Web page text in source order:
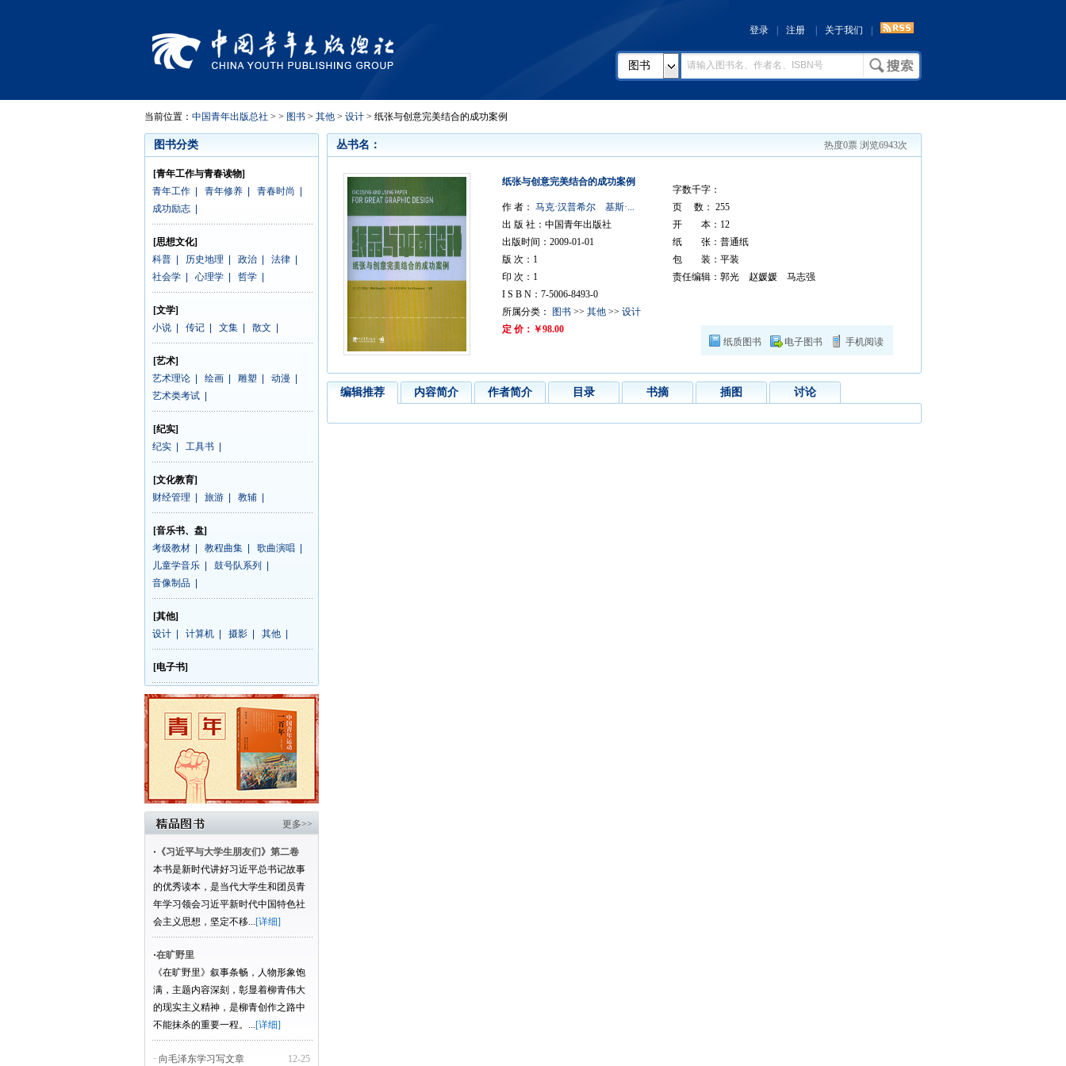
登录 注册 关于我们
图书
当前位置： 中国青年出版总社 > > 图书 > 其他 > 设计 > 纸张与创意完美结合的成功案例
图书分类
[青年工作与青春读物]
青年工作
青年修养 青春时尚
成功励志
[思想文化]
科普
历史地理 政治 法律
社会学
心理学 哲学
[文学]
小说
传记 文集 散文
[艺术]
艺术理论
绘画 雕塑 动漫
艺术类考试
[纪实]
纪实
工具书
[文化教育]
财经管理
旅游 教辅
[音乐书、盘]
考级教材
教程曲集 歌曲演唱
儿童学音乐
鼓号队系列
音像制品
[其他]
设计
计算机 摄影 其他
[电子书]
更多>>
· 《习近平与大学生朋友们》第二卷
本书是新时代讲好习近平总书记故事
的优秀读本，是当代大学生和团员青
年学习领会习近平新时代中国特色社
会主义思想，坚定不移...[详细]
·在旷野里
《在旷野里》叙事条畅，人物形象饱
满，主题内容深刻，彰显着柳青伟大
的现实主义精神，是柳青创作之路中
不能抹杀的重要一程。...[详细]
12-25
· 向毛泽东学习写文章
热度0票 浏览6943次
丛书名：
纸质图书 电子图书 手机阅读
纸张与创意完美结合的成功案例
作 者： 马克·汉普希尔 基斯·...
出 版 社：中国青年出版社
出版时间：2009-01-01
版 次：1
印 次：1
I S B N：7-5006-8493-0
所属分类：
图书 >> 其他 >> 设计
定 价：￥98.00
字数千字：
页 数： 255
开 本：12
纸 张：普通纸
包 装：平装
责任编辑：郭光 赵媛媛 马志强
编辑推荐 内容简介 作者简介 目录 书摘 插图 讨论